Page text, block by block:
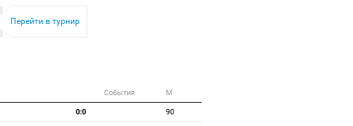
Перейти в турнир
События М
0:0 90